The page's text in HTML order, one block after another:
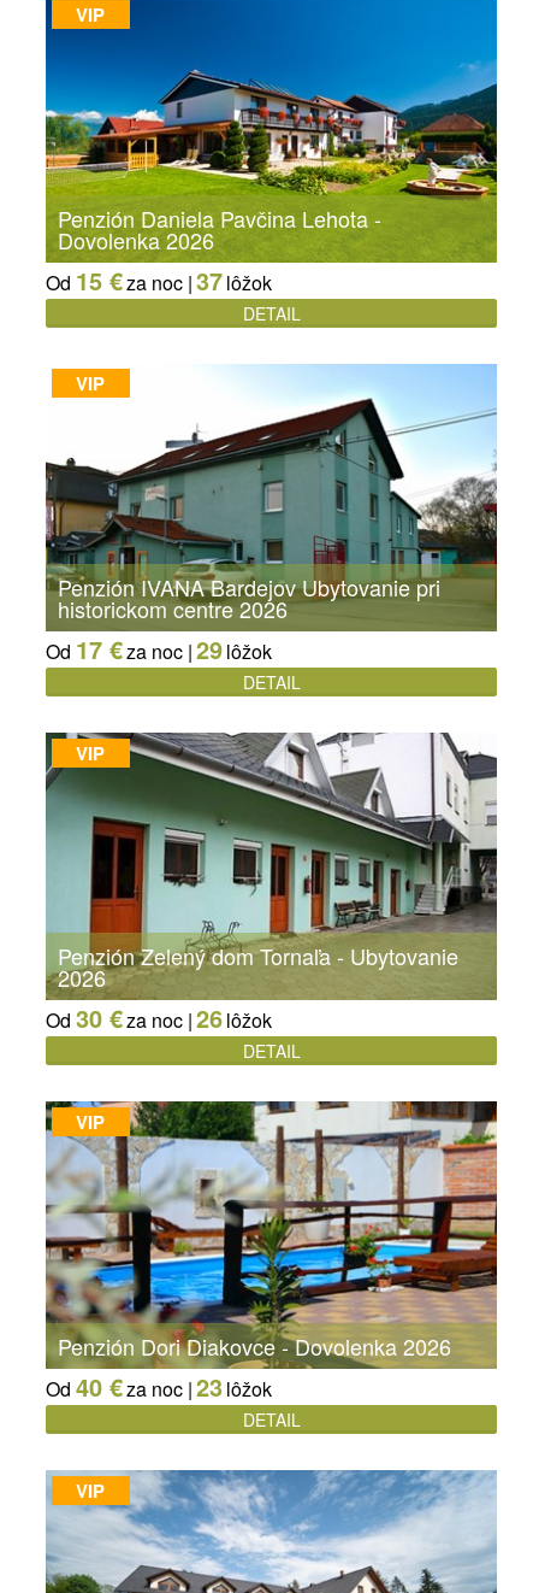
VIP
Penzión Daniela Pavčina Lehota -
Dovolenka 2026
Od 15 €za noc |37lôžok
DETAIL
VIP
Penzión IVANA Bardejov Ubytovanie pri
historickom centre 2026
Od 17 €za noc |29lôžok
DETAIL
VIP
Penzión Zelený dom Tornaľa - Ubytovanie
2026
Od 30 €za noc |26lôžok
DETAIL
VIP
Penzión Dori Diakovce - Dovolenka 2026
Od 40 €za noc |23lôžok
DETAIL
VIP